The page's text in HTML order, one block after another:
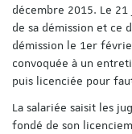
décembre 2015. Le
de sa démission et ce
démission le 1er
convoquée à un
puis licenciée pour
La salariée saisit les
fondé de son